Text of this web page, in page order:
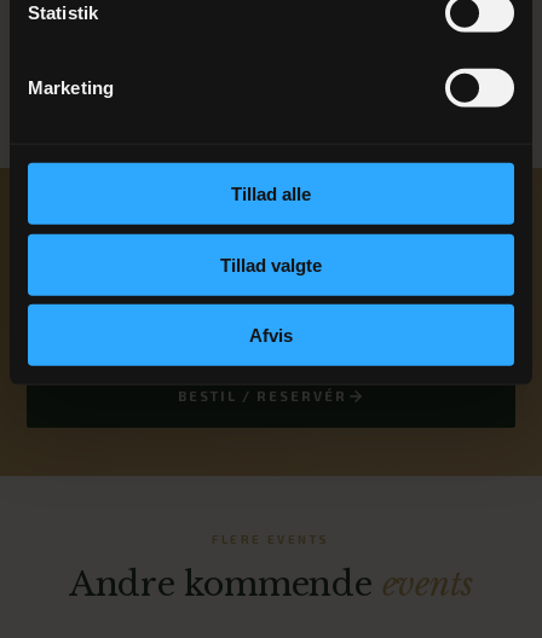
Statistik
Marketing
Tillad alle
Tillad valgte
Afvis
Klar til at bookeMortensaften?
Skriv eller ring — vi vender tilbage inden for 24 timer på
hverdage.
BESTIL / RESERVÉR
FLERE EVENTS
Andre kommende events